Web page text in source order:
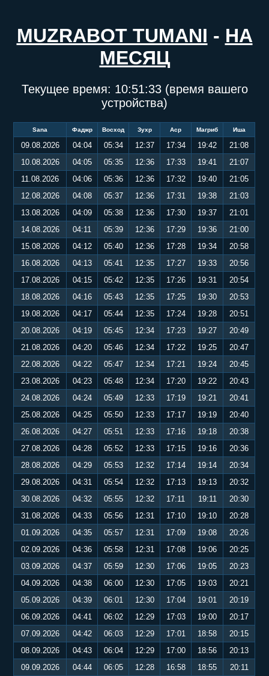
MUZRABOT TUMANI - НА
МЕСЯЦ
Текущее время: 10:51:34(время вашего
устройства)
Sana Фаджр Восход Зухр Аср Магриб Иша
09.08.2026 04:04 05:34 12:37 17:34 19:42
21:08
10.08.2026
04:05 05:35 12:36 17:33 19:41
21:07
11.08.2026
04:06 05:36 12:36 17:32 19:40
21:05
12.08.2026
04:08 05:37 12:36 17:31 19:38
21:03
13.08.2026
04:09 05:38 12:36 17:30 19:37
21:01
14.08.2026
04:11 05:39 12:36 17:29 19:36
21:00
15.08.2026
04:12 05:40 12:36 17:28 19:34
20:58
16.08.2026
04:13 05:41 12:35 17:27 19:33
20:56
17.08.2026
04:15 05:42 12:35 17:26 19:31
20:54
18.08.2026
04:16 05:43 12:35 17:25 19:30
20:53
19.08.2026
04:17 05:44 12:35 17:24 19:28
20:51
20.08.2026
04:19 05:45 12:34 17:23 19:27
20:49
21.08.2026
04:20 05:46 12:34 17:22 19:25
20:47
22.08.2026
04:22 05:47 12:34 17:21 19:24
20:45
23.08.2026
04:23 05:48 12:34 17:20 19:22
20:43
24.08.2026
04:24 05:49 12:33 17:19 19:21
20:41
25.08.2026
04:25 05:50 12:33 17:17 19:19
20:40
26.08.2026
04:27 05:51 12:33 17:16 19:18
20:38
27.08.2026
04:28 05:52 12:33 17:15 19:16
20:36
28.08.2026
04:29 05:53 12:32 17:14 19:14
20:34
29.08.2026
04:31 05:54 12:32 17:13 19:13
20:32
30.08.2026
04:32 05:55 12:32 17:11 19:11
20:30
31.08.2026
04:33 05:56 12:31 17:10 19:10
20:28
01.09.2026
04:35 05:57 12:31 17:09 19:08
20:26
02.09.2026
04:36 05:58 12:31 17:08 19:06
20:25
03.09.2026
04:37 05:59 12:30 17:06 19:05
20:23
04.09.2026
04:38 06:00 12:30 17:05 19:03
20:21
05.09.2026
04:39 06:01 12:30 17:04 19:01
20:19
06.09.2026
04:41 06:02 12:29 17:03 19:00
20:17
07.09.2026
04:42 06:03 12:29 17:01 18:58
20:15
08.09.2026
04:43 06:04 12:29 17:00 18:56
20:13
09.09.2026
04:44 06:05 12:28 16:58 18:55 20:11